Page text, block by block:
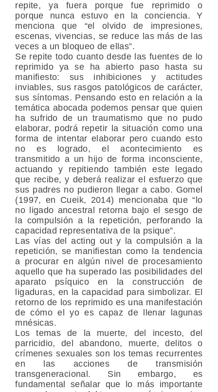
repite, ya fuera porque fue reprimido o
porque nunca estuvo en la conciencia. Y
menciona que “el olvido de impresiones,
escenas, vivencias, se reduce las más de las
veces a un bloqueo de ellas”.
Se repite todo cuanto desde las fuentes de lo
reprimido ya se ha abierto paso hasta su
manifiesto: sus inhibiciones y actitudes
inviables, sus rasgos patológicos de carácter,
sus síntomas. Pensando esto en relación a la
temática abocada podemos pensar que quien
ha sufrido de un traumatismo que no pudo
elaborar, podrá repetir la situación como una
forma de intentar elaborar pero cuando esto
no es logrado, el acontecimiento es
transmitido a un hijo de forma inconsciente,
actuando y repitiendo también este legado
que recibe, y deberá realizar el esfuerzo que
sus padres no pudieron llegar a cabo. Gomel
(1997, en Cueik, 2014) mencionaba que “lo
no ligado ancestral retorna bajo el sesgo de
la compulsión a la repetición, perforando la
capacidad representativa de la psique”.
Las vías del acting out y la compulsión a la
repetición, se manifiestan como la tendencia
a procurar en algún nivel de procesamiento
aquello que ha superado las posibilidades del
aparato psíquico en la construcción de
ligaduras, en la capacidad para simbolizar. El
retorno de los reprimido es una manifestación
de cómo el yo es capaz de llenar lagunas
mnésicas.
Los temas de la muerte, del incesto, del
parricidio, del abandono, muerte, delitos o
crímenes sexuales son los temas recurrentes
en las acciones de transmisión
transgeneracional. Sin embargo, es
fundamental señalar que lo más importante